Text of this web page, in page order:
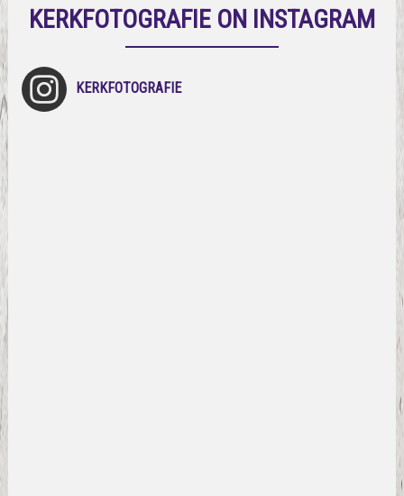
KERKFOTOGRAFIE ON INSTAGRAM
KERKFOTOGRAFIE